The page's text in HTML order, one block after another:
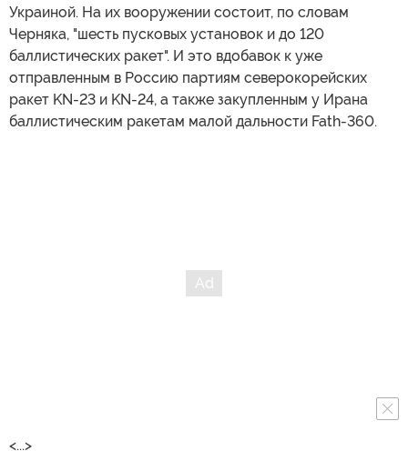
Украиной. На их вооружении состоит, по словам
Черняка, "шесть пусковых установок и до 120
баллистических ракет". И это вдобавок к уже
отправленным в Россию партиям северокорейских
ракет KN-23 и KN-24, а также закупленным у Ирана
баллистическим ракетам малой дальности Fath-360.
<...>